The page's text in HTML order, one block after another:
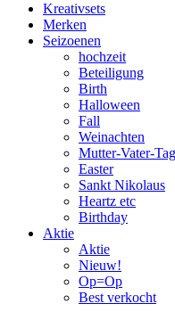
Kreativsets
Merken
Seizoenen
hochzeit
Beteiligung
Birth
Halloween
Fall
Weinachten
Mutter-Vater-Tag
Easter
Sankt Nikolaus
Heartz etc
Birthday
Aktie
Aktie
Nieuw!
Op=Op
Best verkocht